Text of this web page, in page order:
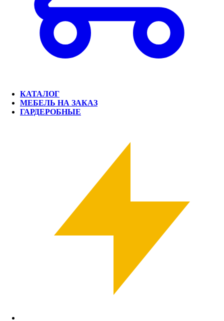
КАТАЛОГ
МЕБЕЛЬ НА ЗАКАЗ
ГАРДЕРОБНЫЕ